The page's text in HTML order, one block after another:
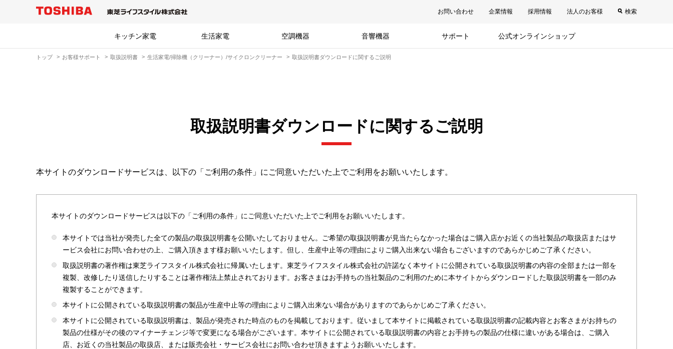
お問い合わせ 企業情報 採用情報 法人のお客様 検索
キッチン家電 生活家電 空調機器 音響機器 サポート 公式オンラインショップ
トップ お客様サポート 取扱説明書 生活家電/掃除機（クリーナー）/サイクロンクリーナー 取扱説明書ダウンロードに関するご説明
取扱説明書ダウンロードに関するご説明
本サイトのダウンロードサービスは、以下の「ご利用の条件」にご同意いただいた上でご利用をお願いいたします。
本サイトのダウンロードサービスは以下の「ご利用の条件」にご同意いただいた上でご利用をお願いいたします。
本サイトでは当社が発売した全ての製品の取扱説明書を公開いたしておりません。ご希望の取扱説明書が見当たらなかった場合はご購入店かお近くの当社製品の取扱店またはサ
ービス会社にお問い合わせの上、ご購入頂きます様お願いいたします。但し、生産中止等の理由によりご購入出来ない場合もございますのであらかじめご了承ください。
取扱説明書の著作権は東芝ライフスタイル株式会社に帰属いたします。東芝ライフスタイル株式会社の許諾なく本サイトに公開されている取扱説明書の内容の全部または一部を
複製、改修したり送信したりすることは著作権法上禁止されております。お客さまはお手持ちの当社製品のご利用のために本サイトからダウンロードした取扱説明書を一部のみ
複製することができます。
本サイトに公開されている取扱説明書の製品が生産中止等の理由によりご購入出来ない場合がありますのであらかじめご了承ください。
本サイトに公開されている取扱説明書は、製品が発売された時点のものを掲載しております。従いまして本サイトに掲載されている取扱説明書の記載内容とお客さまがお持ちの
製品の仕様がその後のマイナーチェンジ等で変更になる場合がございます。本サイトに公開されている取扱説明書の内容とお手持ちの製品の仕様に違いがある場合は、ご購入
店、お近くの当社製品の取扱店、または販売会社・サービス会社にお問い合わせ頂きますようお願いいたします。